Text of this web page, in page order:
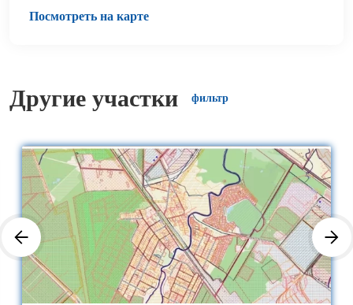
Посмотреть на карте
Другие участки фильтр